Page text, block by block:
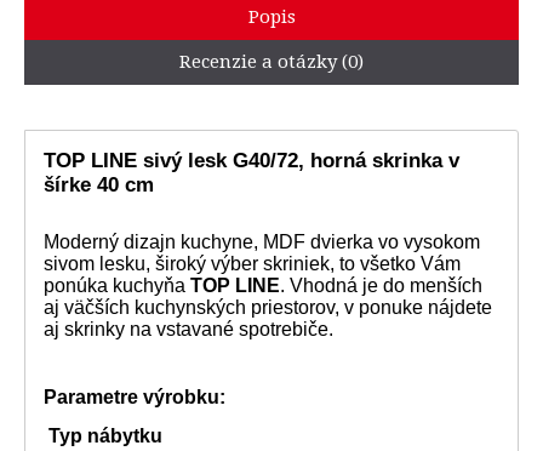
Popis
Recenzie a otázky (0)
TOP LINE sivý lesk G40/72, horná skrinka v
šírke 40 cm
Moderný dizajn kuchyne, MDF dvierka vo vysokom
sivom lesku, široký výber skriniek, to všetko Vám
ponúka kuchyňa TOP LINE. Vhodná je do menších
aj väčších kuchynských priestorov, v ponuke nájdete
aj skrinky na vstavané spotrebiče.
Parametre výrobku:
Typ nábytku